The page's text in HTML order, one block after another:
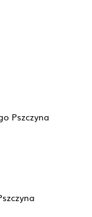
Pszczyna